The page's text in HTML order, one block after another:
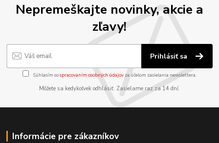
Nepremeškajte novinky, akcie a
zľavy!
Prihlásiť sa
Súhlasím sospracovaním osobných údajov za účelom zasielania newslettera.
Môžete sa kedykoľvek odhlásiť. Zasielame raz za 14 dní.
Informácie pre zákazníkov